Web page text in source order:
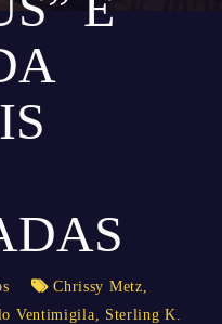
Chrissy Metz,
Ventimigila, Sterling K.